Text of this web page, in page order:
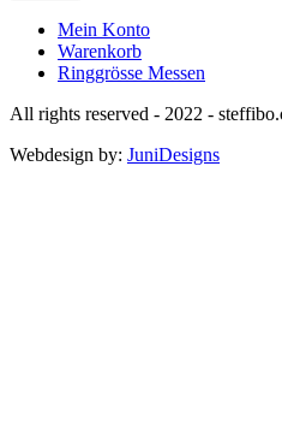
Mein Konto
Warenkorb
Ringgrösse Messen
All rights reserved - 2022 -
Webdesign by: JuniDesigns